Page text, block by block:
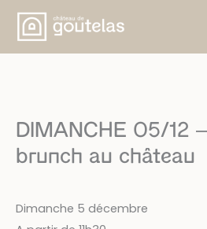
Aller
contenu
DIMANCHE 05/12
brunch au château
Dimanche 5 décembre